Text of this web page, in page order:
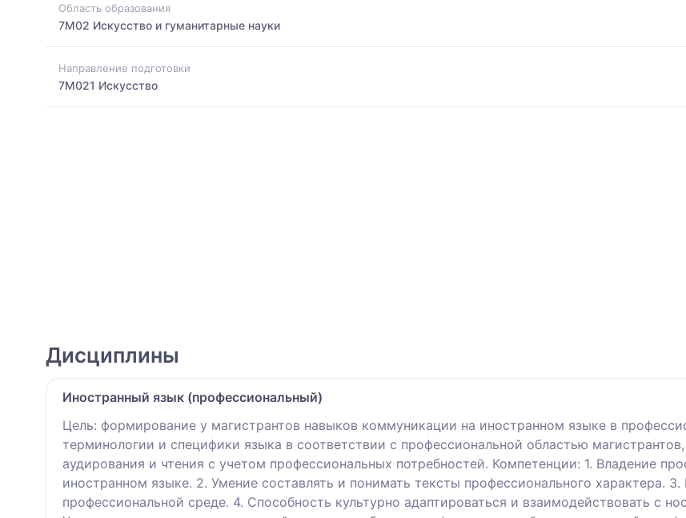
Область образования
7M02 Искусство и гуманитарные науки
Направление подготовки
7M021 Искусство
Дисциплины
Иностранный язык (профессиональный)
Цель: формирование у магистрантов навыков коммуникации на иностранном языке в
терминологии и специфики языка в соответствии с профессиональной областью
аудирования и чтения с учетом профессиональных потребностей. Компетенции: 1. Владение
иностранном языке. 2. Умение составлять и понимать тексты профессионального характера.
профессиональной среде. 4. Способность культурно адаптироваться и взаимодействовать с